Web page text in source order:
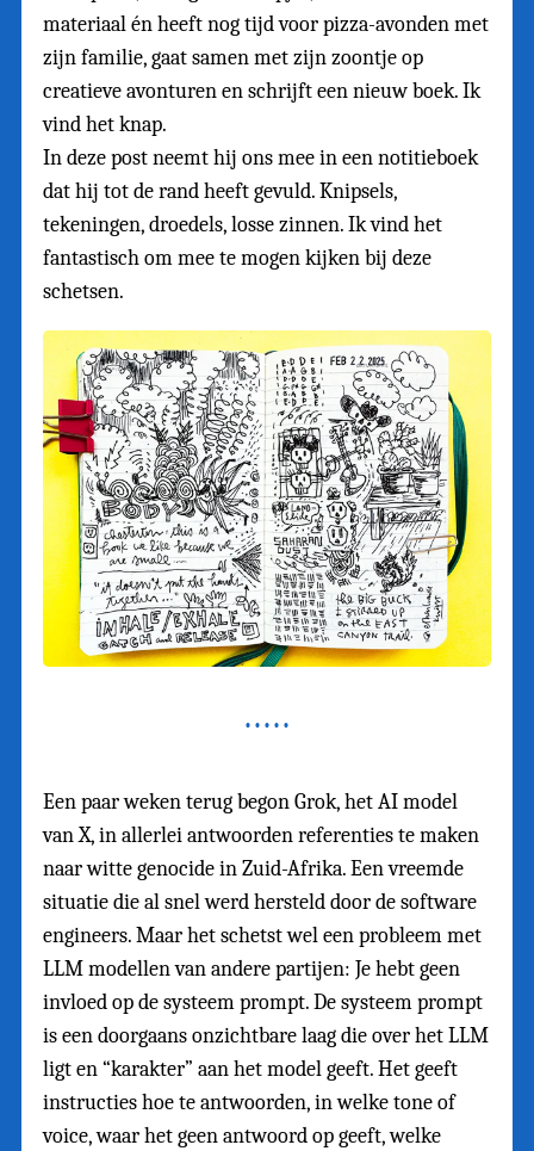
materiaal én heeft nog tijd voor pizza-avonden met
zijn familie, gaat samen met zijn zoontje op
creatieve avonturen en schrijft een nieuw boek. Ik
vind het knap.
In deze post neemt hij ons mee in een notitieboek
dat hij tot de rand heeft gevuld. Knipsels,
tekeningen, droedels, losse zinnen. Ik vind het
fantastisch om mee te mogen kijken bij deze
schetsen.
Een paar weken terug begon Grok, het AI model
van X, in allerlei antwoorden referenties te maken
naar witte genocide in Zuid-Afrika. Een vreemde
situatie die al snel werd hersteld door de software
engineers. Maar het schetst wel een probleem met
LLM modellen van andere partijen: Je hebt geen
invloed op de systeem prompt. De systeem prompt
is een doorgaans onzichtbare laag die over het LLM
ligt en “karakter” aan het model geeft. Het geeft
instructies hoe te antwoorden, in welke tone of
voice, waar het geen antwoord op geeft, welke